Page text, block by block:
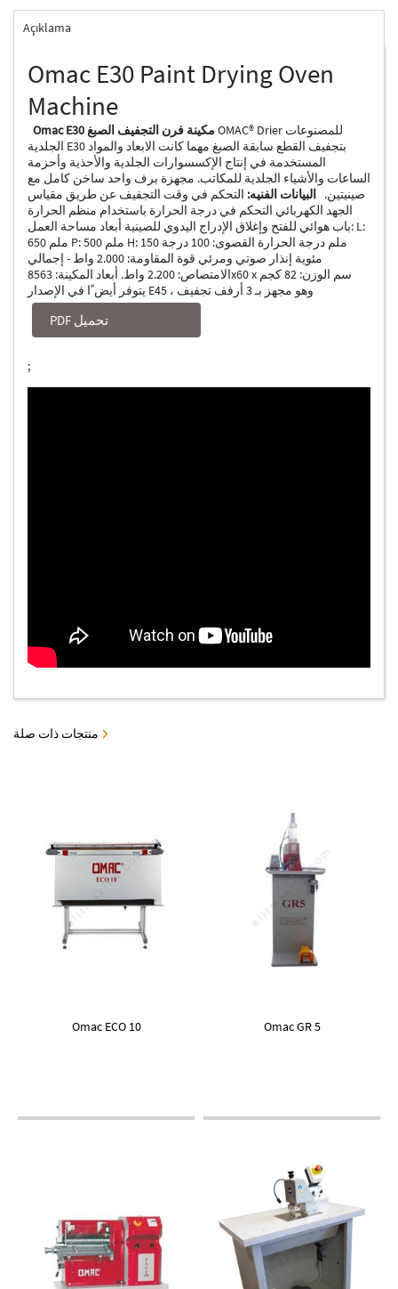
Açıklama
Omac E30 Paint Drying Oven
Machine
Omac E30 مكينة فرن التجفيف الصبغ OMAC® Drier للمصنوعات
الجلدية E30 بتجفيف القطع سابقة الصبغ مهما كانت الابعاد والمواد
المستخدمة في إنتاج الإكسسوارات الجلدية والأحذية وأحزمة
الساعات والأشياء الجلدية للمكاتب. مجهزة برف واحد ساخن كامل مع
صينيتين. البيانات الفنيه: التحكم في وقت التجفيف عن طريق مقياس
الجهد الكهربائي التحكم في درجة الحرارة باستخدام منظم الحرارة
باب هوائي للفتح وإغلاق الإدراج اليدوي للصينية أبعاد مساحة العمل: L:
650 ملم P: 500 ملم H: 150 ملم درجة الحرارة القصوى: 100 درجة
مئوية إنذار صوتي ومرئي قوة المقاومة: 2.000 واط - إجمالي
الامتصاص: 2.200 واط. أبعاد المكينة: 8563x60 x سم الوزن: 82 كجم
PDF تحميل
;
منتجات ذات صلة
Omac ECO 10 Omac GR 5